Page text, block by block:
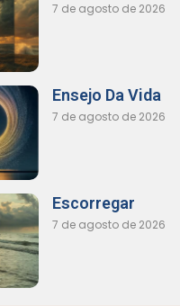
7 de agosto de 2026
Ensejo Da Vida
7 de agosto de 2026
Escorregar
7 de agosto de 2026